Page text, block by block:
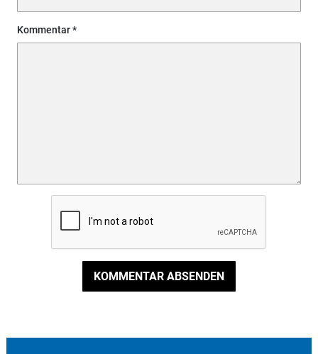
Kommentar
KOMMENTAR ABSENDEN